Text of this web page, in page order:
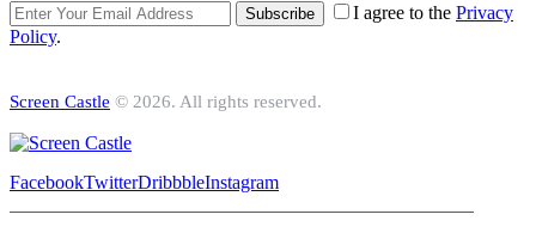
Subscribe I agree to the Privacy
Policy.
Screen Castle © 2026. All rights reserved.
FacebookTwitterDribbbleInstagram